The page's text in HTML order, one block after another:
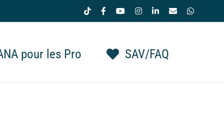
Tiktok FacebookYouTubeInstagramLinkedIn
Email
pour les Pro SAV/FAQ